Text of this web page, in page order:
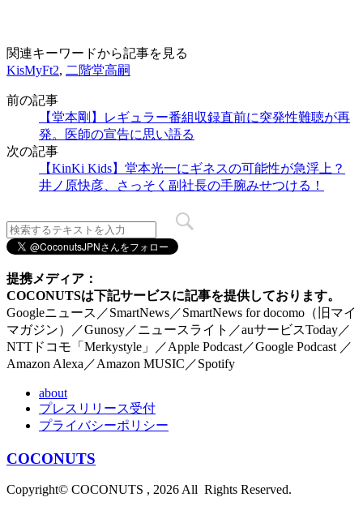
関連キーワードから記事を見る
KisMyFt2, 二階堂高嗣
前の記事
【堂本剛】レギュラー番組収録直前に突発性難聴が再
発。医師の宣告に思い語る
次の記事
【KinKi Kids】堂本光一にギネスの可能性が急浮上？
井ノ原快彦、さっそく副社長の手腕みせつける！
提携メディア：
COCONUTSは下記サービスに記事を提供しております。
Googleニュース／SmartNews／SmartNews for docomo（旧マイ
マガジン）／Gunosy／ニュースライト／auサービスToday／
NTTドコモ「Merkystyle」／Apple Podcast／Google Podcast ／
Amazon Alexa／Amazon MUSIC／Spotify
about
プレスリリース受付
プライバシーポリシー
COCONUTS
Copyright© COCONUTS , 2026 All Rights Reserved.